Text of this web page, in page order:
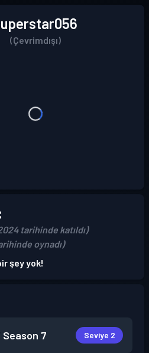
(Çevrimdışı)
tarihinde katıldı)
oynadı)
şey yok!
Season 7 Seviye 2